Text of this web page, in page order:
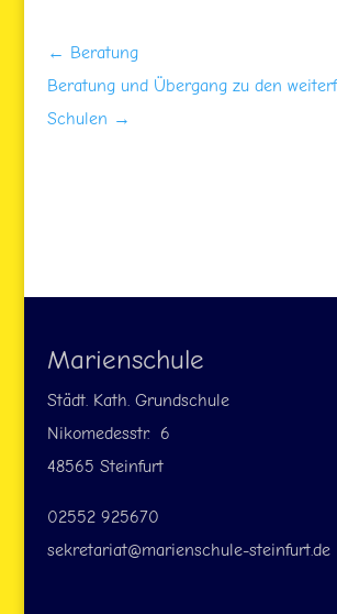
← Beratung
Beratung und Übergang zu den
Schulen →
Marienschule
Städt. Kath. Grundschule
Nikomedesstr. 6
48565 Steinfurt
02552 925670
sekretariat@marienschule-steinfurt.de